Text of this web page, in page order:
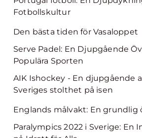
Fotbollskultur
Den bästa tiden för Vasaloppet
Serve Padel: En Djupgående
Populära Sporten
AIK Ishockey - En djupgående
Sveriges stolthet på isen
Englands målvakt: En grundlig
Paralympics 2022 i Sverige: En